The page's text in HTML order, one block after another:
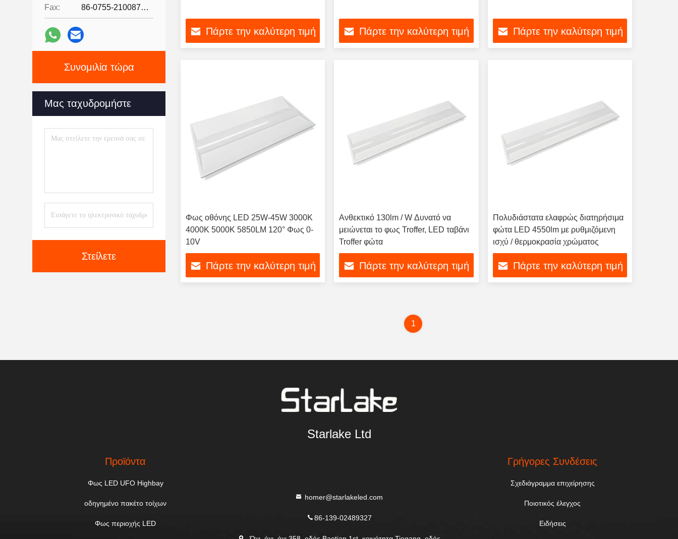
Οδηγημένο Φως Στυλίσκων
(3)
Σφιχτά Με Ατμό Led(5)
Fax: 86-0755-21008727
Συνομιλία τώρα
Μας ταχυδρομήστε
Στείλετε
Πάρτε την καλύτερη τιμή Πάρτε την καλύτερη τιμή Πάρτε την καλύτερη τιμή
Φως οθόνης LED 25W-45W 3000K
4000K 5000K 5850LM 120° Φως 0-
10V
Πάρτε την καλύτερη τιμή
Ανθεκτικό 130lm / W Δυνατό να
μειώνεται το φως Troffer, LED ταβάνι
Troffer φώτα
Πάρτε την καλύτερη τιμή
Πολυδιάστατα ελαφρώς διατηρήσιμα
φώτα LED 4550lm με ρυθμιζόμενη
ισχύ / θερμοκρασία χρώματος
Πάρτε την καλύτερη τιμή
1
Starlake Ltd
Προϊόντα
Φως LED UFO Highbay
οδηγημένο πακέτο τοίχων
Φως περιοχής LED
homer@starlakeled.com
86-139-02489327
Γρήγορες Συνδέσεις
Σχεδιάγραμμα επιχείρησης
Ποιοτικός έλεγχος
Ειδήσεις